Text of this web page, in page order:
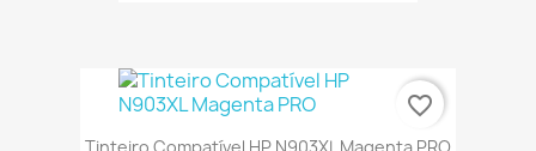
€ ONLINE favorite_border